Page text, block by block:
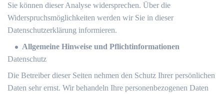
Sie können dieser Analyse widersprechen. Über die
Widerspruchsmöglichkeiten werden wir Sie in dieser
Datenschutzerklärung informieren.
Allgemeine Hinweise und Pflichtinformationen
Datenschutz
Die Betreiber dieser Seiten nehmen den Schutz Ihrer persönlichen
Daten sehr ernst. Wir behandeln Ihre personenbezogenen Daten